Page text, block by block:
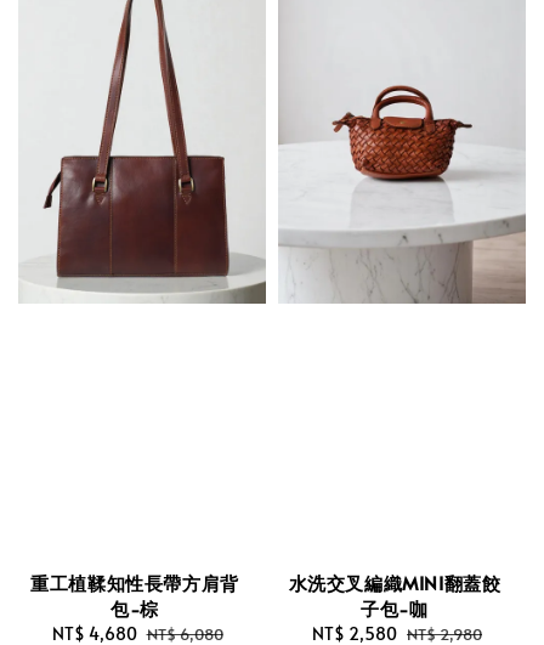
重工植鞣知性長帶方肩背
包-棕
Sale
NT$ 4,680 Regular
NT$ 6,080
水洗交叉編織MINI翻蓋餃
子包-咖
Sale
NT$ 2,580 Regular
NT$ 2,980